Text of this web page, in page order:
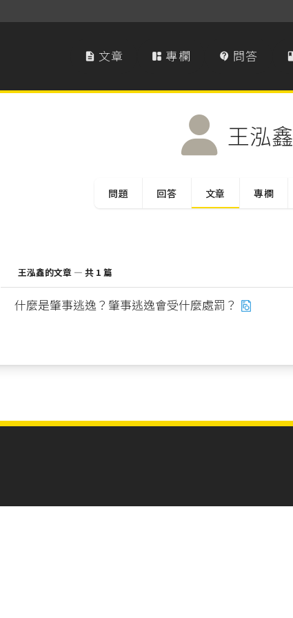
 文章  專欄  問答 
王泓鑫
問題 回答 文章 專欄
王泓鑫的文章 — 共 1 篇
什麼是肇事逃逸？肇事逃逸會受什麼處罰？